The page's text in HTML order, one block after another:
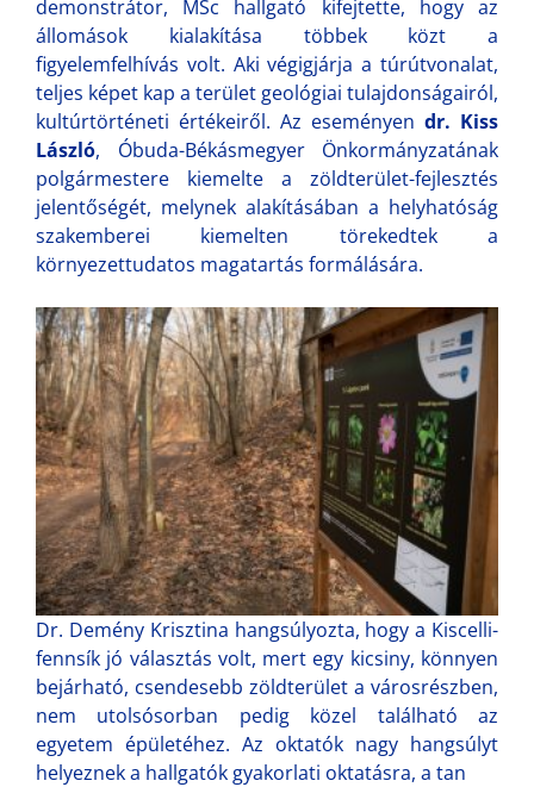
demonstrátor, MSc hallgató kifejtette, hogy az
állomások kialakítása többek közt a
figyelemfelhívás volt. Aki végigjárja a túrútvonalat,
teljes képet kap a terület geológiai tulajdonságairól,
kultúrtörténeti értékeiről. Az eseményen dr. Kiss
László, Óbuda-Békásmegyer Önkormányzatának
polgármestere kiemelte a zöldterület-fejlesztés
jelentőségét, melynek alakításában a helyhatóság
szakemberei kiemelten törekedtek a
környezettudatos magatartás formálására.
Dr. Demény Krisztina hangsúlyozta, hogy a Kiscelli-
fennsík jó választás volt, mert egy kicsiny, könnyen
bejárható, csendesebb zöldterület a városrészben,
nem utolsósorban pedig közel található az
egyetem épületéhez. Az oktatók nagy hangsúlyt
helyeznek a hallgatók gyakorlati oktatásra, a tan